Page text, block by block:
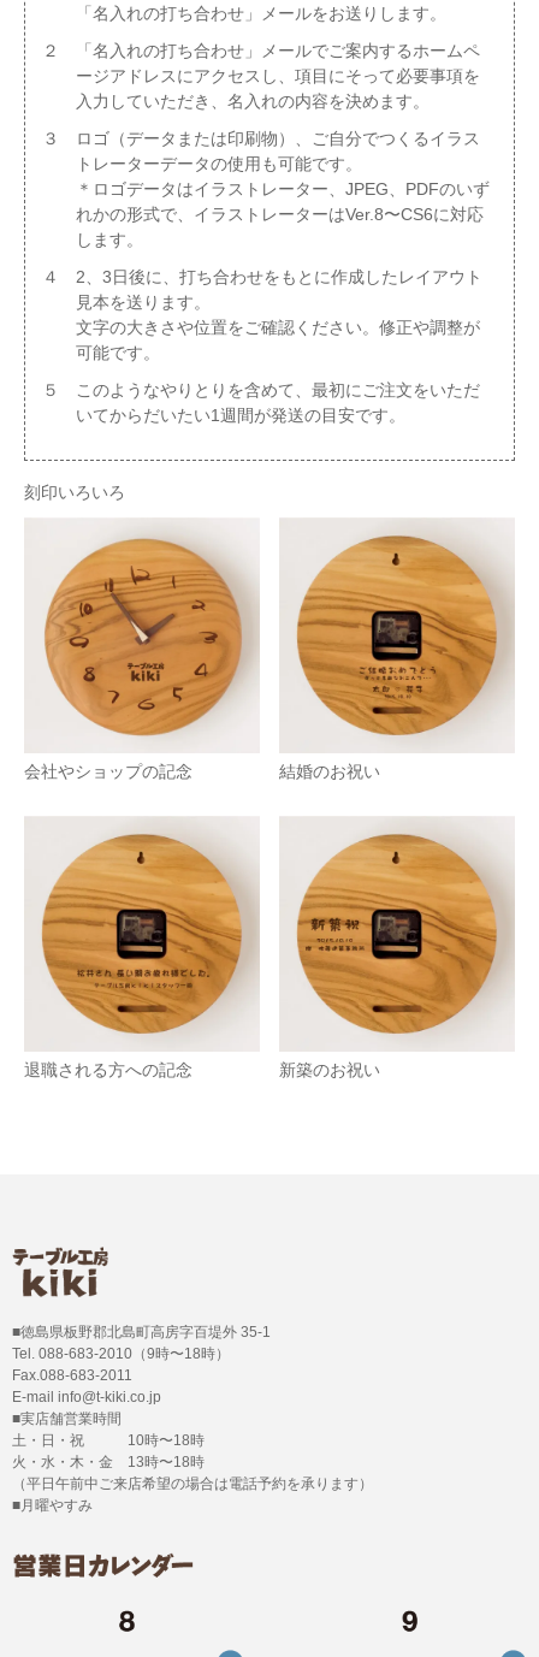
「名入れの打ち合わせ」メールをお送りします。
２ 「名入れの打ち合わせ」メールでご案内するホームペ
ージアドレスにアクセスし、項目にそって必要事項を
入力していただき、名入れの内容を決めます。
３ ロゴ（データまたは印刷物）、ご自分でつくるイラス
トレーターデータの使用も可能です。
＊ロゴデータはイラストレーター、JPEG、PDFのいず
れかの形式で、イラストレーターはVer.8〜CS6に対応
します。
４ 2、3日後に、打ち合わせをもとに作成したレイアウト
見本を送ります。
文字の大きさや位置をご確認ください。修正や調整が
可能です。
５ このようなやりとりを含めて、最初にご注文をいただ
いてからだいたい1週間が発送の目安です。
刻印いろいろ
会社やショップの記念 結婚のお祝い
退職される方への記念 新築のお祝い
■徳島県板野郡北島町高房字百堤外 35-1
Tel. 088-683-2010（9時〜18時）
Fax.088-683-2011
E-mail info@t-kiki.co.jp
■実店舗営業時間
土・日・祝 10時〜18時
火・水・木・金 13時〜18時
（平日午前中ご来店希望の場合は電話予約を承ります）
■月曜やすみ